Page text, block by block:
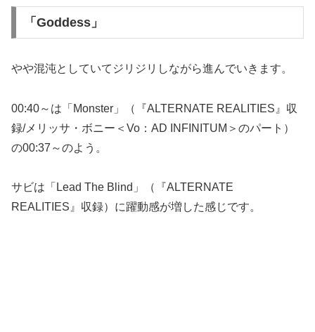
「Goddess」
やや混沌としていてジリジリしながら進んでいきます。
00:40～は「Monster」（『ALTERNATE REALITIES』収
録/メリッサ・ボニー＜Vo：AD INFINITUM＞のパート）
の00:37～のよう。
サビは「Lead The Blind」（『ALTERNATE
REALITIES』収録）に躍動感が増した感じです。